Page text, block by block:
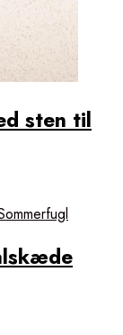
sten til